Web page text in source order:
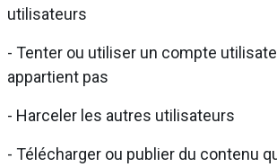
utilisateurs
- Tenter ou utiliser un compte
appartient pas
- Harceler les autres utilisateurs
- Télécharger ou publier du contenu